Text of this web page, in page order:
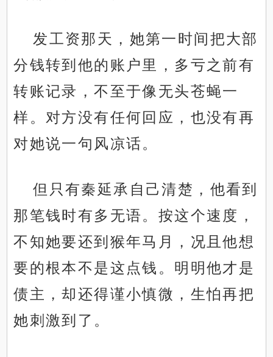
发工资那天，她第一时间把大部
分钱转到他的账户里，多亏之前有
转账记录，不至于像无头苍蝇一
样。对方没有任何回应，也没有再
对她说一句风凉话。
但只有秦延承自己清楚，他看到
那笔钱时有多无语。按这个速度，
不知她要还到猴年马月，况且他想
要的根本不是这点钱。明明他才是
债主，却还得谨小慎微，生怕再把
她刺激到了。